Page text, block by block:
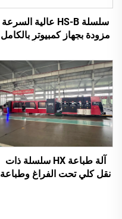
سلسلة HS-B عالية السرعة
مزودة بجهاز كمبيوتر بالكامل
تلقائية
آلة طباعة HX سلسلة ذات
نقل كلي تحت الفراغ وطباعة